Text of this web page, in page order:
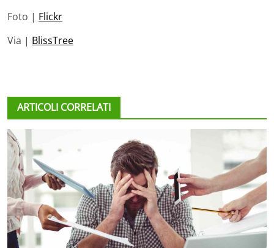
Foto | Flickr
Via | BlissTree
ARTICOLI CORRELATI